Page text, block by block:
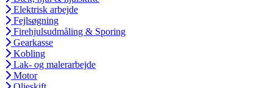
Elektrisk arbejde
Fejlsøgning
Firehjulsudmåling & Sporing
Gearkasse
Kobling
Lak- og malerarbejde
Motor